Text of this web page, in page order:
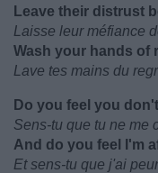
Leave their distrust
Laisse leur méfiance
Wash your hands of
Lave tes mains du
Do you feel you
Sens-tu que tu ne me
And do you feel I'm
Et sens-tu que j'ai